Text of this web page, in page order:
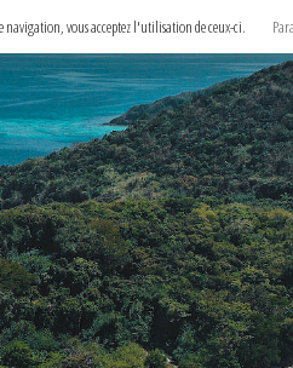
navigation, vous acceptez l'utilisation de ceux-ci.